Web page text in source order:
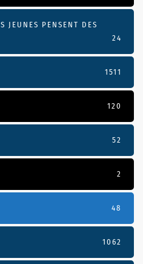
JEUNES PENSENT DES
24
1511
120
52
2
48
1062